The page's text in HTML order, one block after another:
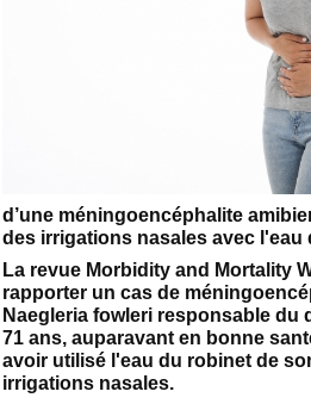
d’une méningoencéphalite
des irrigations nasales avec l'eau
La revue Morbidity and Mortality
rapporter un cas de
Naegleria fowleri responsable du
71 ans, auparavant en bonne
avoir utilisé l'eau du robinet de
irrigations nasales.